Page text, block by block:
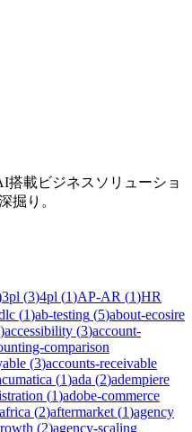
搭載ビジネスソリューショ
掘り。
3pl (3)4pl (1)AP-AR (1)HR
(1)ab-testing (5)about-ecosire
)accessibility (3)account-
comparison
(3)accounts-receivable
(1)ada (2)adempiere
(1)adobe-commerce
africa (2)aftermarket (1)agency
(2)agency-scaling